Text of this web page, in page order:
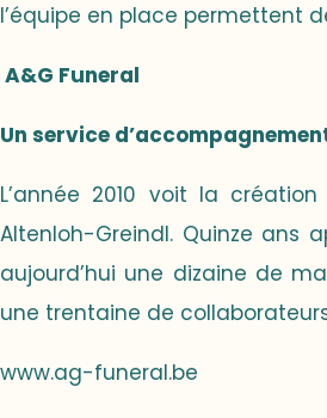
l’équipe en place permettent
A&G Funeral
Un service
L’année 2010 voit la
Altenloh-Greindl. Quinze ans
aujourd’hui une dizaine de
une trentaine de
www.ag-funeral.be